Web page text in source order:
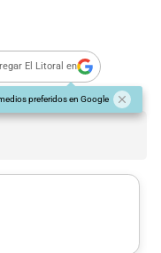
El Litoral en
preferidos en Google